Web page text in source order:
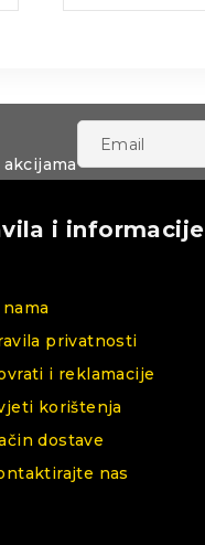
i informacije
privatnosti
i reklamacije
korištenja
dostave
nas